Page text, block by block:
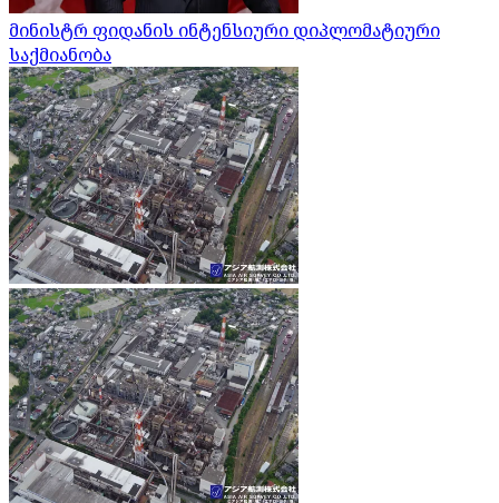
მინისტრ ფიდანის ინტენსიური დიპლომატიური
საქმიანობა